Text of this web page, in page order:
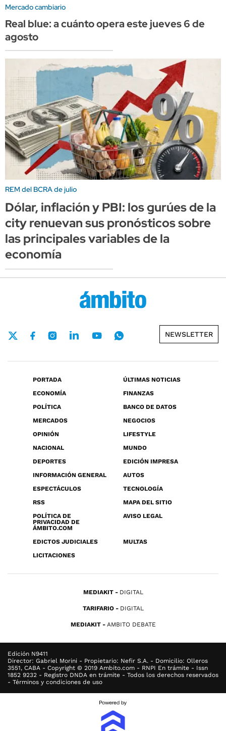
Mercado cambiario
Real blue: a cuánto opera este jueves 6 de
agosto
REM del BCRA de julio
Dólar, inflación y PBI: los gurúes de la
city renuevan sus pronósticos sobre
las principales variables de la
economía
NEWSLETTER
PORTADA
ÚLTIMAS NOTICIAS
ECONOMÍA
FINANZAS
POLÍTICA
BANCO DE DATOS
MERCADOS
NEGOCIOS
OPINIÓN
LIFESTYLE
NACIONAL
MUNDO
DEPORTES
EDICIÓN IMPRESA
INFORMACIÓN GENERAL
AUTOS
ESPECTÁCULOS
TECNOLOGÍA
RSS
MAPA DEL SITIO
POLÍTICA DE
PRIVACIDAD DE
ÁMBITO.COM
AVISO LEGAL
EDICTOS JUDICIALES
MULTAS
LICITACIONES
MEDIAKIT DIGITAL
TARIFARIO DIGITAL
MEDIAKIT AMBITO DEBATE
Edición N9411
Director: Gabriel Morini - Propietario: Nefir S.A. - Domicilio: Olleros
3551, CABA - Copyright © 2019 Ambito.com - RNPI En trámite - Issn
1852 9232 - Registro DNDA en trámite - Todos los derechos reservados
- Términos y condiciones de uso